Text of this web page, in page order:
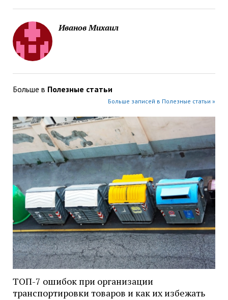
Иванов Михаил
Больше в Полезные статьи
Больше записей в Полезные статьи »
ТОП-7 ошибок при организации
транспортировки товаров и как их избежать